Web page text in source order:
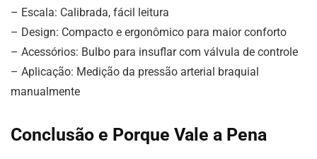
– Escala: Calibrada, fácil leitura
– Design: Compacto e ergonômico para maior conforto
– Acessórios: Bulbo para insuflar com válvula de controle
– Aplicação: Medição da pressão arterial braquial
manualmente
Conclusão e Porque Vale a Pena